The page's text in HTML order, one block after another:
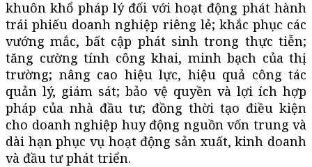
khuôn khổ pháp lý đối với hoạt động phát hành
trái phiếu doanh nghiệp riêng lẻ; khắc phục các
vướng mắc, bất cập phát sinh trong thực tiễn;
tăng cường tính công khai, minh bạch của thị
trường; nâng cao hiệu lực, hiệu quả công tác
quản lý, giám sát; bảo vệ quyền và lợi ích hợp
pháp của nhà đầu tư; đồng thời tạo điều kiện
cho doanh nghiệp huy động nguồn vốn trung và
dài hạn phục vụ hoạt động sản xuất, kinh doanh
và đầu tư phát triển.